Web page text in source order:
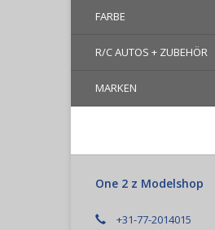
FARBE
R/C AUTOS + ZUBEHÖR
MARKEN
One 2 z Modelshop
+31-77-2014015